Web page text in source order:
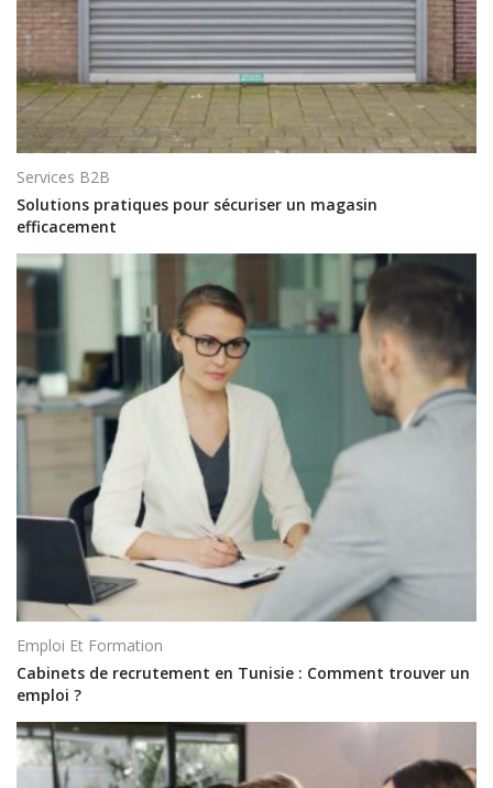
Services B2B
Solutions pratiques pour sécuriser un magasin
efficacement
Emploi Et Formation
Cabinets de recrutement en Tunisie : Comment trouver un
emploi ?